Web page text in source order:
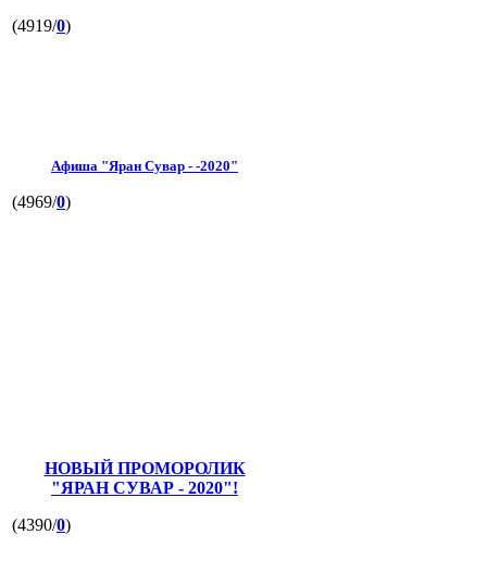
(4919/0)
Афиша "Яран Сувар - -2020"
(4969/0)
НОВЫЙ ПРОМОРОЛИК
"ЯРАН СУВАР - 2020"!
(4390/0)